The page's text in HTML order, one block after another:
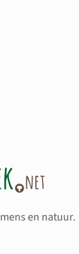
en natuur.